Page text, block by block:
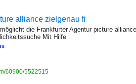
alliance zielgenau fi
die Frankfurter Agentur picture
Mit Hilfe
60900/5522515